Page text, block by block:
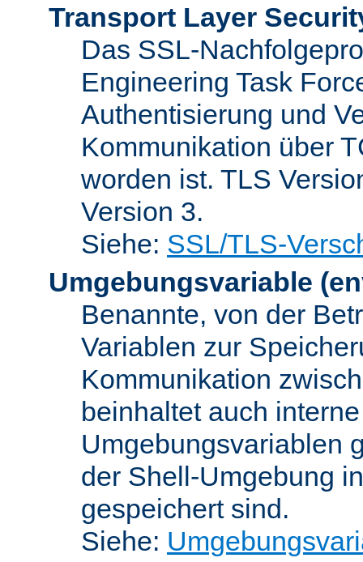
Transport Layer
Das SSL-
Engineering Task
Authentisierung und
Kommunikation über
worden ist. TLS
Version 3.
Siehe: SSL/TLS-
Umgebungsvariable
Benannte, von der
Variablen zur
Kommunikation
beinhaltet auch
Umgebungsvariablen
der Shell-Umgebung
gespeichert sind.
Siehe: